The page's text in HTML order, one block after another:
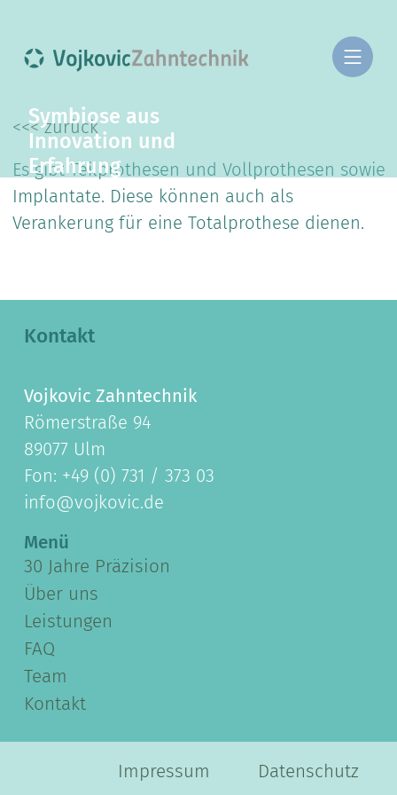
Symbiose aus
Innovation und
Erfahrung
<<< zurück
Es gibt Teilprothesen und Vollprothesen sowie
Implantate. Diese können auch als
Verankerung für eine Totalprothese dienen.
Kontakt
Vojkovic Zahntechnik
Römerstraße 94
89077 Ulm
Fon: +49 (0) 731 / 373 03
info@vojkovic.de
Menü
30 Jahre Präzision
Über uns
Leistungen
FAQ
Team
Kontakt
Impressum Datenschutz